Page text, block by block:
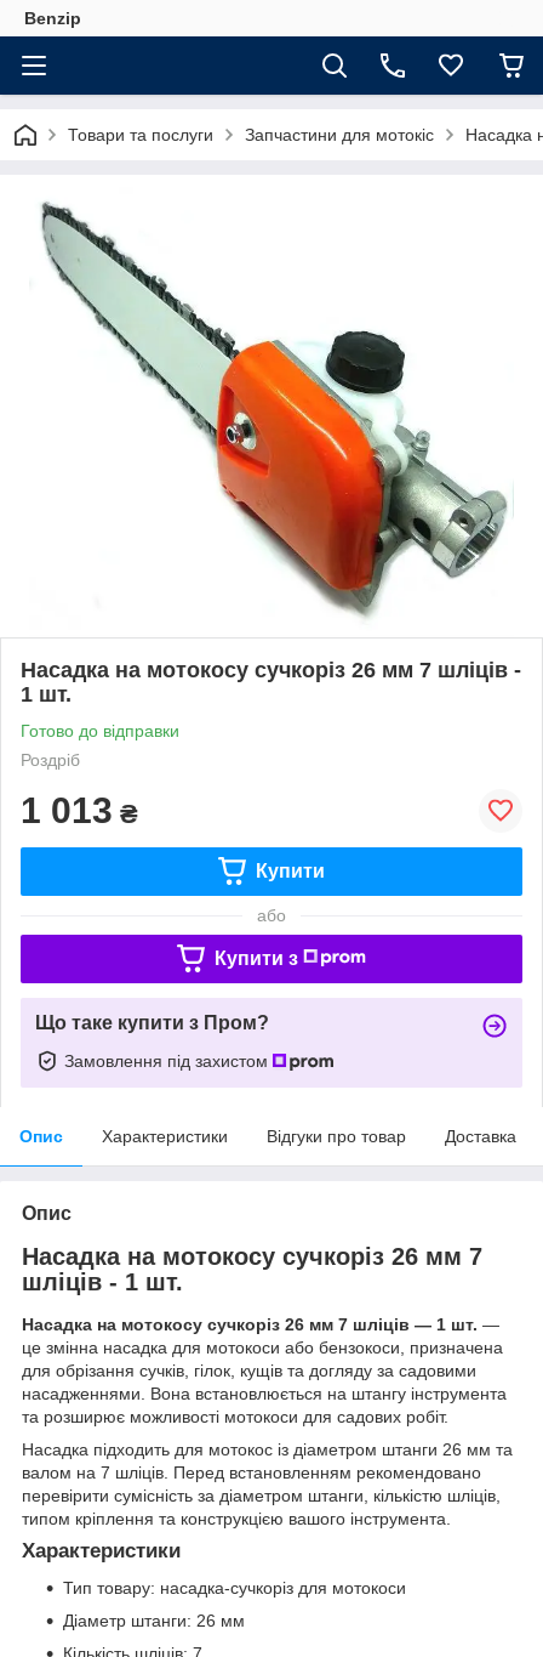
Benzip
Товари та послуги Запчастини для мотокіс Насадка
Насадка на мотокосу сучкоріз 26 мм 7 шліців -
1 шт.
Готово до відправки
Роздріб
1 013 ₴
Купити
або
Купити з
Що таке купити з Пром?
Замовлення під захистом
Опис Характеристики Відгуки про товар Доставка
Опис
Насадка на мотокосу сучкоріз 26 мм 7
шліців - 1 шт.
Насадка на мотокосу сучкоріз 26 мм 7 шліців — 1 шт. —
це змінна насадка для мотокоси або бензокоси, призначена
для обрізання сучків, гілок, кущів та догляду за садовими
насадженнями. Вона встановлюється на штангу інструмента
та розширює можливості мотокоси для садових робіт.
Насадка підходить для мотокос із діаметром штанги 26 мм та
валом на 7 шліців. Перед встановленням рекомендовано
перевірити сумісність за діаметром штанги, кількістю шліців,
типом кріплення та конструкцією вашого інструмента.
Характеристики
Тип товару: насадка-сучкоріз для мотокоси
Діаметр штанги: 26 мм